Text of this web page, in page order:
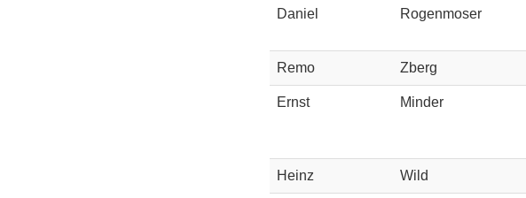
Daniel Rogenmoser
Remo Zberg
Ernst Minder
Heinz Wild